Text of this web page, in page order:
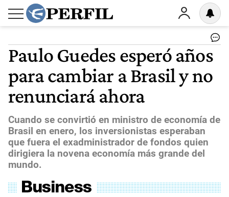
Paulo Guedes esperó años
para cambiar a Brasil y no
renunciará ahora
Cuando se convirtió en ministro de economía de
Brasil en enero, los inversionistas esperaban
que fuera el exadministrador de fondos quien
dirigiera la novena economía más grande del
mundo.